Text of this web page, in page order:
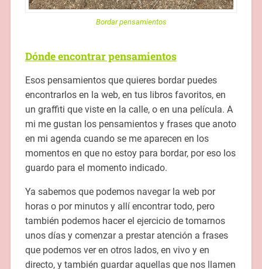
Bordar pensamientos
Dónde encontrar pensamientos
Esos pensamientos que quieres bordar puedes
encontrarlos en la web, en tus libros favoritos, en
un graffiti que viste en la calle, o en una película. A
mi me gustan los pensamientos y frases que anoto
en mi agenda cuando se me aparecen en los
momentos en que no estoy para bordar, por eso los
guardo para el momento indicado.
Ya sabemos que podemos navegar la web por
horas o por minutos y allí encontrar todo, pero
también podemos hacer el ejercicio de tomarnos
unos días y comenzar a prestar atención a frases
que podemos ver en otros lados, en vivo y en
directo, y también guardar aquellas que nos llamen